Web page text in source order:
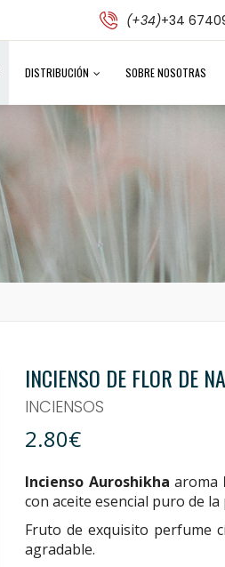
(+34)+34
DISTRIBUCIÓN SOBRE NOSOTRAS
INCIENSO DE FLOR DE
INCIENSOS
2.80€
Incienso Auroshikha aroma
con aceite esencial puro de la
Fruto de exquisito perfume
agradable.